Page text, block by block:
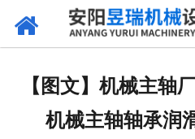
【图文】机械主轴
机械主轴轴承润